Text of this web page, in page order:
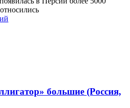
большие (Россия,